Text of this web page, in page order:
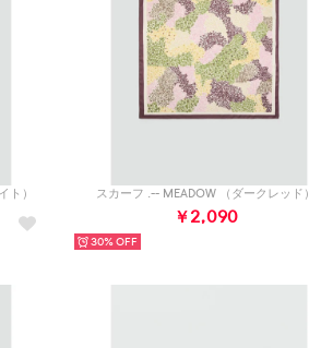
ト） スカーフ .-- MEADOW （ダークレッド）
￥2,090
30%